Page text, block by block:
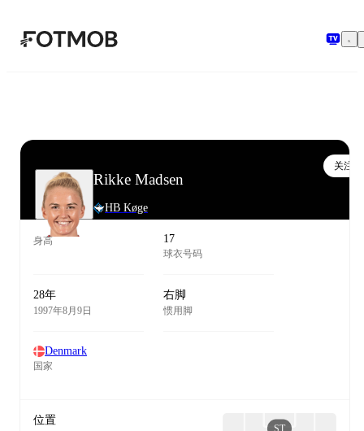
跳转到主要内容
Rikke Madsen
HB Køge
关注
身高 17
球衣号码
28年
1997年8月9日
右脚
惯用脚
Denmark
国家
位置
ST